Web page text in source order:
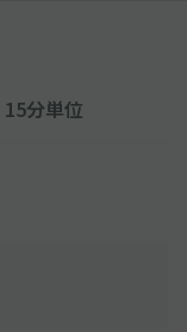
15分単位